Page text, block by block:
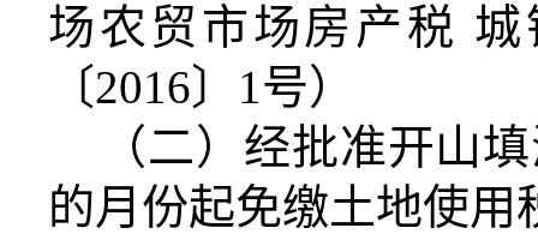
场农贸市场房产税
〔2016〕1号）
（二）经批准开山
的月份起免缴土地使用